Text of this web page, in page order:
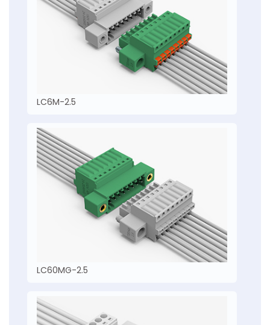
LC6M-2.5
LC60MG-2.5